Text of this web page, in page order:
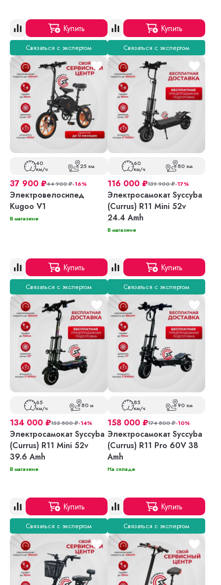
Купить
Связаться с экспертом
Купить
Связаться с экспертом
40
км/ч 25 км
37 900 ₽44 900₽-16%
Электровелосипед
Kugoo V1
В магазине
Купить
Связаться с экспертом
60
км/ч 80 км
116 000 ₽139 900₽-17%
Электросамокат Syccyba
(Currus) R11 Mini 52v
24.4 Amh
В магазине
Купить
Связаться с экспертом
65
км/ч 80 м
134 000 ₽155 800₽-14%
Электросамокат Syccyba
(Currus) R11 Mini 52v
39.6 Amh
В магазине
Купить
Связаться с экспертом
85
км/ч 90 км
158 000 ₽174 800₽-10%
Электросамокат Syccyba
(Currus) R11 Pro 60V 38
Amh
На складе
Купить
Связаться с экспертом